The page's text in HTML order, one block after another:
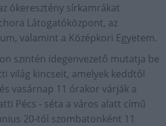
ókeresztény sírkamrákat
Látogatóközpont, az
valamint a Középkori Egyetem.
szintén idegenvezető mutatja be
világ kincseit, amelyek keddtől
vasárnap 11 órakor várják a
Pécs - séta a város alatt című
20-tól szombatonként 11